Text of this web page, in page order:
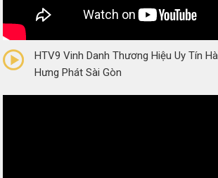
(0 Reviews)
HTV9 Vinh Danh Thương Hiệu Uy Tín
Hưng Phát Sài Gòn